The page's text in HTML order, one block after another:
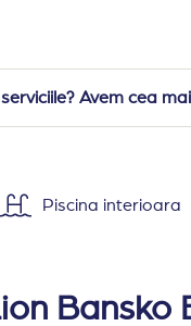
Avem cea
Piscina interioara
Bansko